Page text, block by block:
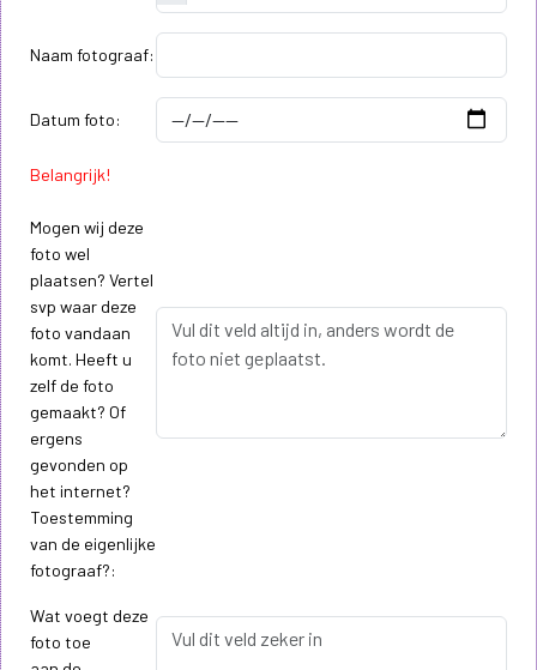
Naam fotograaf:
Datum foto:
Belangrijk!
Mogen wij deze
foto wel
plaatsen? Vertel
svp waar deze
foto vandaan
komt. Heeft u
zelf de foto
gemaakt? Of
ergens
gevonden op
het internet?
Toestemming
van de eigenlijke
fotograaf?:
Wat voegt deze
foto toe